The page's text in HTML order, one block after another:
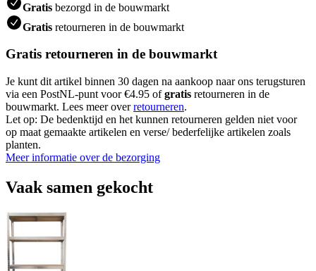
Gratis bezorgd in de bouwmarkt
Gratis retourneren in de bouwmarkt
Gratis retourneren in de bouwmarkt
Je kunt dit artikel binnen 30 dagen na aankoop naar ons terugsturen
via een PostNL-punt voor €4.95 ofgratis retourneren in de
bouwmarkt. Lees meer overretourneren.
Let op: De bedenktijd en het kunnen retourneren gelden niet voor
op maat gemaakte artikelen en verse/ bederfelijke artikelen zoals
planten.
Meer informatie over de bezorging
Vaak samen gekocht